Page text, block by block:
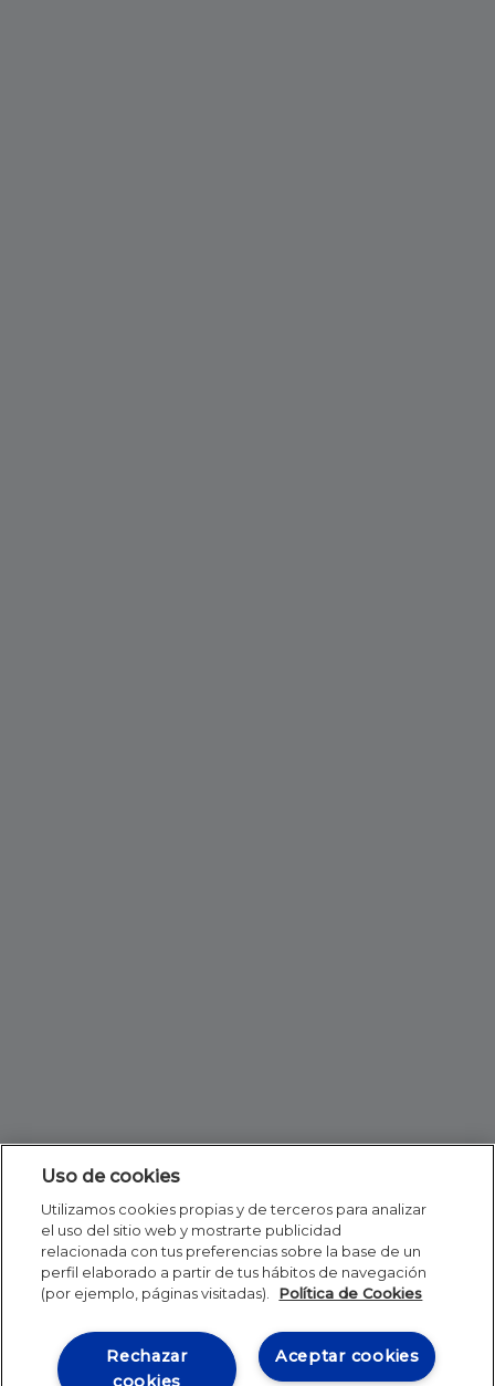
Uso de cookies
Utilizamos cookies propias y de terceros para analizar
el uso del sitio web y mostrarte publicidad
relacionada con tus preferencias sobre la base de un
perfil elaborado a partir de tus hábitos de navegación
(por ejemplo, páginas visitadas).
Política de Cookies
Aceptar cookies
Rechazar
cookies